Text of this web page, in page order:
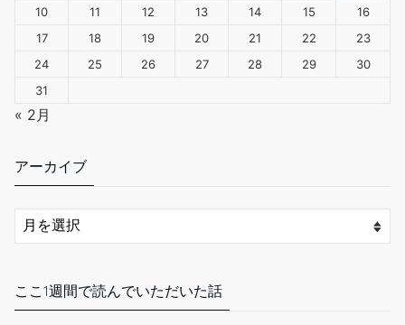
革の技術、なんだ！こうだったのか！！シリーズ 「穴あけ・ステ
(GRANDZEROブックス)
只今、カスタマーの評価を取得しています。
￥1,250 (2025年10月28日 11:55 GMT +09:00 時点 -
10
11 12 13 14 15
16
17
18 19 20 21 22
23
24
25 26 27 28 29
30
31
« 2月
アーカイブ
ここ1週間で読んでいただいた話